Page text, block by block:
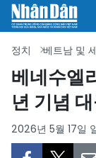
정치 베트남 및
베네수엘
년 기념
2026년 5월 17일